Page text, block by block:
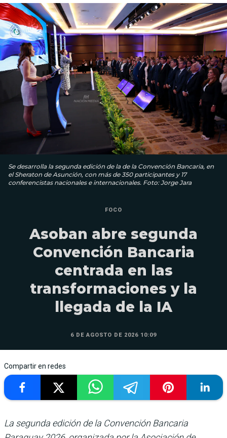
Se desarrolla la segunda edición de la de la Convención Bancaria, en
el Sheraton de Asunción, con más de 350 participantes y 17
conferencistas nacionales e internacionales. Foto: Jorge Jara
FOCO
Asoban abre segunda
Convención Bancaria
centrada en las
transformaciones y la
llegada de la IA
6 DE AGOSTO DE 2026 10:09
Compartir en redes
La segunda edición de la Convención Bancaria